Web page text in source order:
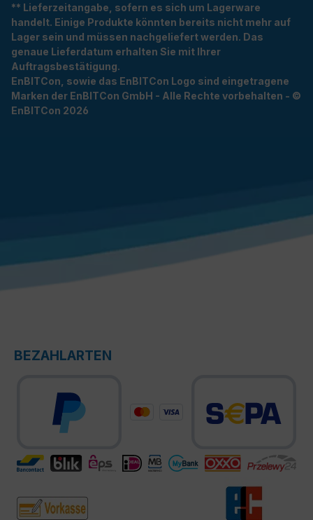
** Lieferzeitangabe, sofern es sich um Lagerware
handelt. Einige Produkte könnten bereits nicht mehr auf
Lager sein und müssen nachgeliefert werden. Das
genaue Lieferdatum erhalten Sie mit Ihrer
Auftragsbestätigung.
EnBITCon, sowie das EnBITCon Logo sind eingetragene
Marken der EnBITCon GmbH - Alle Rechte vorbehalten - ©
EnBITCon 2026
BEZAHLARTEN